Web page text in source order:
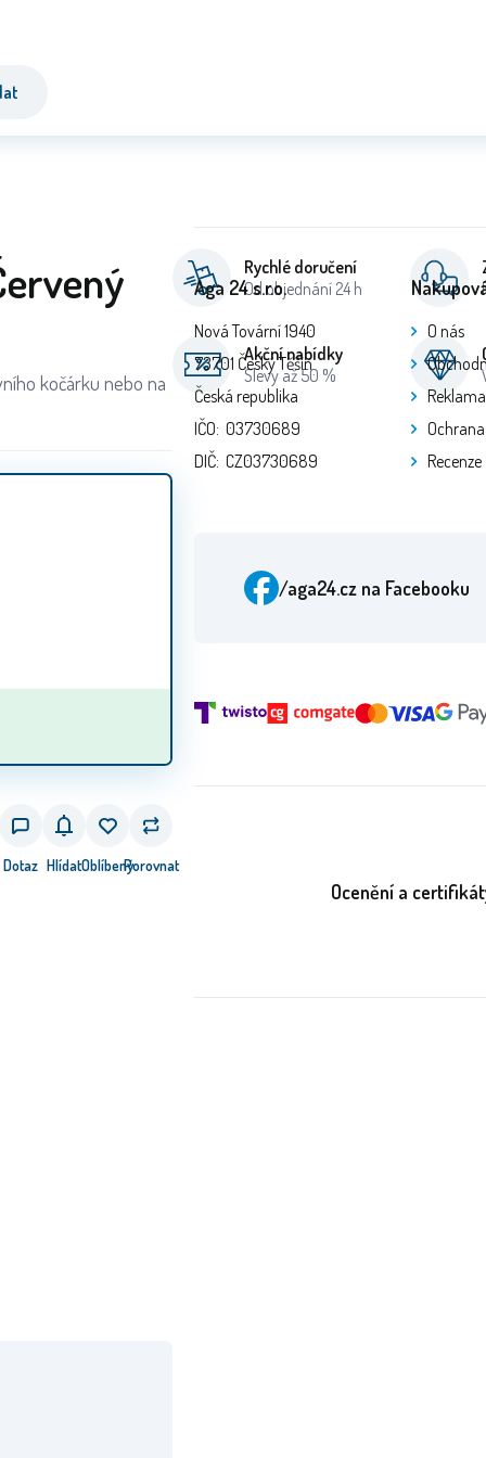
kočárku nebo na
Dotaz HlídatOblíbenýPorovnat
Rychlé doručení
Od objednání 24 h
Akční nabídky
Slevy až 50 %
Aga 24 s.r.o.
Nová Tovární 1940
73701 Český Těšín
Česká republika
IČO: 03730689
DIČ: CZ03730689
O nás
Recenze
/aga24.cz na Facebooku
Ocenění a